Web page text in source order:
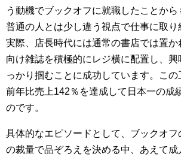
う動機でブックオフに就職したことから
普通の人とは少し違う視点で仕事に取り
実際、店長時代には通常の書店では置か
向け雑誌を積極的にレジ横に配置し、興
っかり掴むことに成功しています。この
前年比売上142％を達成して日本一の成
のです。
具体的なエピソードとして、ブックオフ
の裁量で品ぞろえを決める中、あえて